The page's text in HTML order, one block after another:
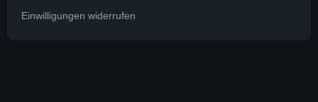
Einwilligungen widerrufen